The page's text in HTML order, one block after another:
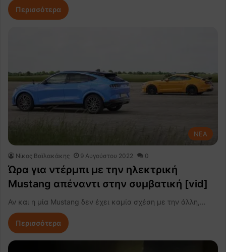
Περισσότερα
NEA
Νίκος Βαϊλακάκης 9 Αυγούστου 2022 0
Ώρα για ντέρμπι με την ηλεκτρική
Mustang απέναντι στην συμβατική [vid]
Αν και η μία Mustang δεν έχει καμία σχέση με την άλλη,…
Περισσότερα